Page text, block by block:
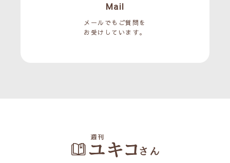
Mail
メールでもご質問を
お受けしています。